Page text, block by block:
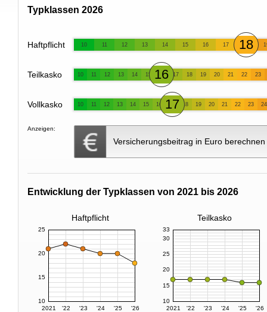
Typklassen 2026
Haftpflicht 10 11 12 13 14 15 16 17 18
Teilkasko 10 11 12 13 14 15 16 17 18 19 20 21 22 23
Vollkasko 10 11 12 13 14 15 16 17 18 19 20 21 22 23 24
Anzeigen:
Versicherungsbeitrag in Euro berechnen
Entwicklung der Typklassen von 2021 bis 2026
Haftpflicht Teilkasko
2021 '22 '23 '24 '25 '26
10
15
20
25
2021 '22 '23 '24 '25 '26
10
15
20
25
30
33